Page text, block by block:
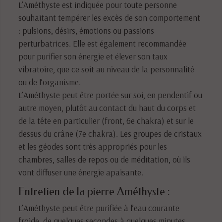
L’Améthyste est indiquée pour toute personne
souhaitant tempérer les excès de son comportement
: pulsions, désirs, émotions ou passions
perturbatrices. Elle est également recommandée
pour purifier son énergie et élever son taux
vibratoire, que ce soit au niveau de la personnalité
ou de l’organisme.
L’Améthyste peut être portée sur soi, en pendentif ou
autre moyen, plutôt au contact du haut du corps et
de la tête en particulier (front, 6e chakra) et sur le
dessus du crâne (7e chakra). Les groupes de cristaux
et les géodes sont très appropriés pour les
chambres, salles de repos ou de méditation, où ils
vont diffuser une énergie apaisante.
Entretien de la pierre Améthyste :
L’Améthyste peut être purifiée à l’eau courante